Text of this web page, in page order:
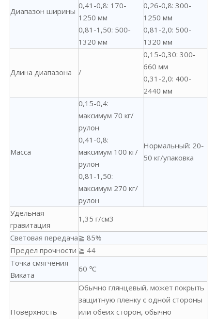
Диапазон ширины
0,41-0,8: 170-
1250 мм
0,81-1,50: 500-
1320 мм
0,26-0,8: 300-
1250 мм
0,81-2,0: 500-
1320 мм
Длина диапазона /
0,15-0,30: 300-
660 мм
0,31-2,0: 400-
2440 мм
Масса
0,15-0,4:
максимум 70 кг/
рулон
0,41-0,8:
максимум 100 кг/
рулон
0,81-1,50:
максимум 270 кг/
рулон
Нормальный: 20-
50 кг/упаковка
Удельная
гравитация
1,35 г/см3
Световая передача≧ 85%
Предел прочности ≧ 44
Точка смягчения
Виката
60 ℃
Поверхность
Обычно глянцевый, может покрыть
защитную пленку с одной стороны
или обеих сторон, обычно